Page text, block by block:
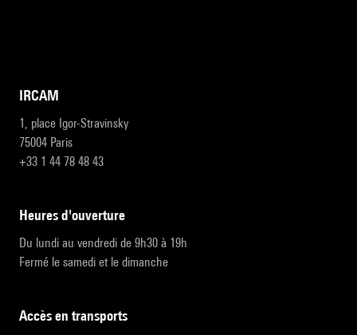
IRCAM
1, place Igor-Stravinsky
75004 Paris
+33 1 44 78 48 43
heures d'ouverture
Du lundi au vendredi de 9h30 à 19h
Fermé le samedi et le dimanche
accès en transports